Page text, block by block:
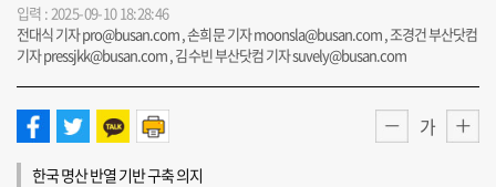
입력 : 2025-09-10 18:28:46
전대식 기자 pro@busan.com , 손희문 기자 moonsla@busan.com , 조경건 부산닷컴
기자 pressjkk@busan.com , 김수빈 부산닷컴 기자 suvely@busan.com
가
한국 명산 반열 기반 구축 의지